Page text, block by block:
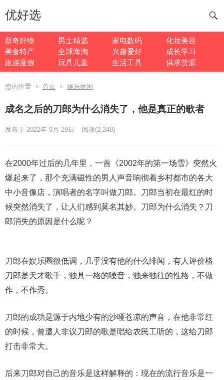
优好选
新奇好物 男士精选 家电数码
化妆美容
美食特产
全球海淘 兴趣爱好
成长学习
旅游度假
玩具儿童 生活工具 供求货源
您的位置 首页 娱乐休闲
成名之后的刀郎为什么消失了，他是真正的歌者
发布于 2022年 9月 29日 阅读(2,248)
在2000年过后的几年里，一首《2002年的第一场雪》突然火
爆起来了，那个充满磁性的男人声音响彻着乡村都市的各大
中小音像店，演唱者的名字叫做刀郎。刀郎当初在最红的时
候突然消失了，让人们感到莫名其妙。刀郎为什么消失？刀
郎消失的原因是什么呢？
刀郎在娱乐圈很低调，几乎没有他的什么绯闻，有人评价格
刀郎是天才歌手，独具一格的嗓音，独来独往的性格，不做
作，不作秀。
刀郎的成功是源于内地少有的沙哑苍凉的声音，在他非常红
的时候，曾遭人非议刀郎的歌是唱给农民工听的，这给刀郎
打击非常大。
后来刀郎对自己的音乐是这样解释的：现在的流行音乐是一